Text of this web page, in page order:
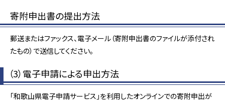
寄附申出書の提出方法
郵送またはファックス、電子メール（寄附申出書のファイルが添付され
たもの）で送信してください。
（3）電子申請による申出方法
「和歌山県電子申請サービス」を利用したオンラインでの寄附申出が